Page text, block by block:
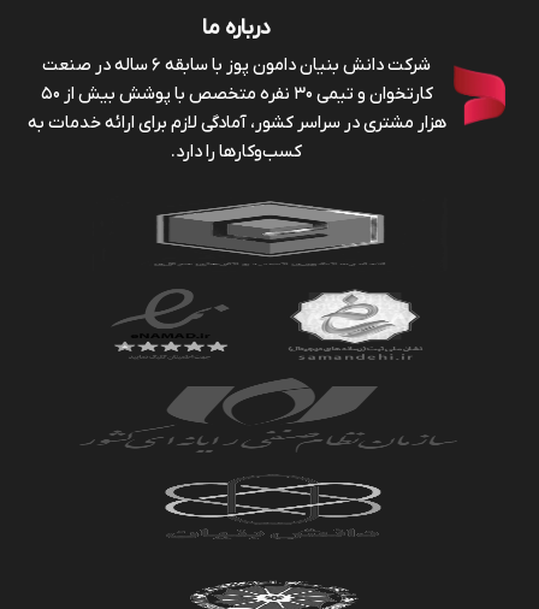
درباره ما
شرکت دانش بنیان دامون پوز با سابقه ۶ ساله در صنعت
کارتخوان و تیمی ۳۰ نفره متخصص با پوشش بیش از ۵۰
هزار مشتری در سراسر کشور، آمادگی لازم برای ارائه خدمات به
کسب‌وکارها را دارد.